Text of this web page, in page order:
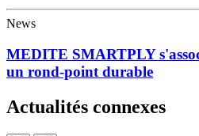
News
MEDITE SMARTPLY
un rond-point durable
Actualités connexes